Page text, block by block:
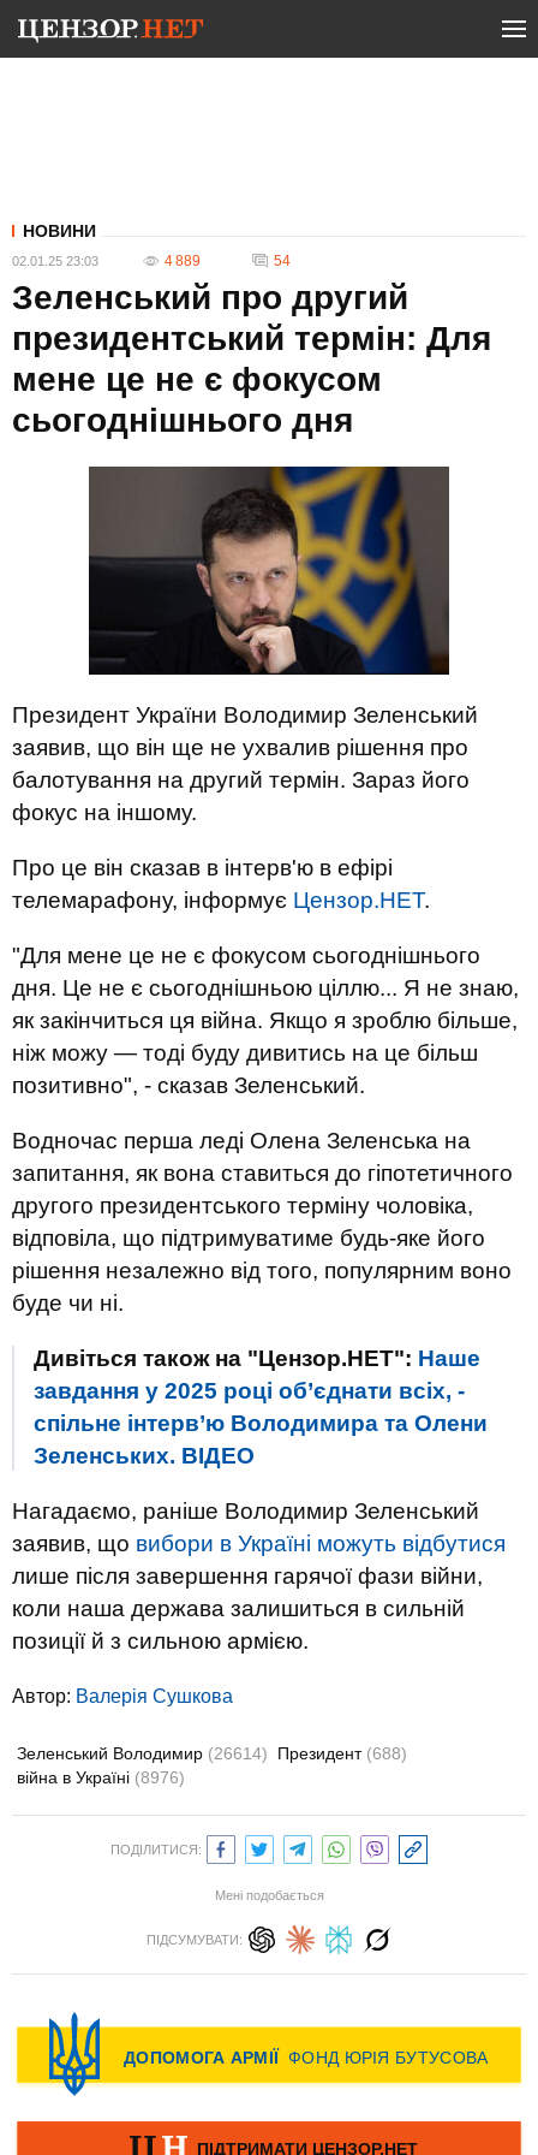
НОВИНИ
02.01.25 23:03 4 889 54
Зеленський про другий
президентський термін: Для
мене це не є фокусом
сьогоднішнього дня
Президент України Володимир Зеленський
заявив, що він ще не ухвалив рішення про
балотування на другий термін. Зараз його
фокус на іншому.
Про це він сказав в інтерв'ю в ефірі
телемарафону, інформує Цензор.НЕТ.
"Для мене це не є фокусом сьогоднішнього
дня. Це не є сьогоднішньою ціллю... Я не знаю,
як закінчиться ця війна. Якщо я зроблю більше,
ніж можу — тоді буду дивитись на це більш
позитивно", - сказав Зеленський.
Водночас перша леді Олена Зеленська на
запитання, як вона ставиться до гіпотетичного
другого президентського терміну чоловіка,
відповіла, що підтримуватиме будь-яке його
рішення незалежно від того, популярним воно
буде чи ні.
Дивіться також на "Цензор.НЕТ": Наше
завдання у 2025 році об’єднати всіх, -
спільне інтерв’ю Володимира та Олени
Зеленських. ВIДЕО
Нагадаємо, раніше Володимир Зеленський
заявив, що вибори в Україні можуть відбутися
лише після завершення гарячої фази війни,
коли наша держава залишиться в сильній
позиції й з сильною армією.
Автор: Валерiя Сушкова
Зеленський Володимир (26614) Президент (688)
війна в Україні (8976)
ПОДІЛИТИСЯ:
Мені подобається
ПІДСУМУВАТИ: